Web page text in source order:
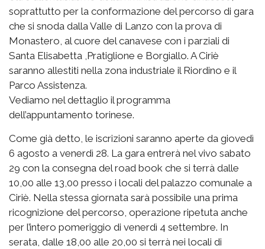
soprattutto per la conformazione del percorso di gara
che si snoda dalla Valle di Lanzo con la prova di
Monastero, al cuore del canavese con i parziali di
Santa Elisabetta ,Pratiglione e Borgiallo. A Ciriè
saranno allestiti nella zona industriale il Riordino e il
Parco Assistenza.
Vediamo nel dettaglio il programma
dell’appuntamento torinese.
Come già detto, le iscrizioni saranno aperte da giovedì
6 agosto a venerdì 28. La gara entrerà nel vivo sabato
29 con la consegna del road book che si terrà dalle
10,00 alle 13,00 presso i locali del palazzo comunale a
Ciriè. Nella stessa giornata sarà possibile una prima
ricognizione del percorso, operazione ripetuta anche
per l’intero pomeriggio di venerdì 4 settembre. In
serata, dalle 18,00 alle 20,00 si terrà nei locali di